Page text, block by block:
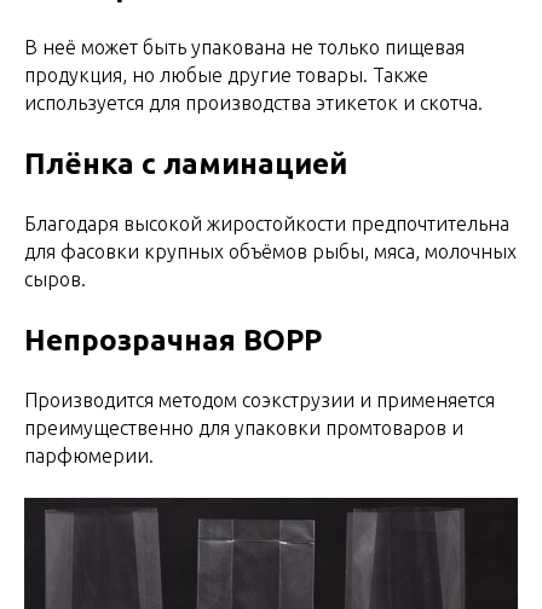
В неё может быть упакована не только пищевая
продукция, но любые другие товары. Также
используется для производства этикеток и скотча.
Плёнка с ламинацией
Благодаря высокой жиростойкости предпочтительна
для фасовки крупных объёмов рыбы, мяса, молочных
сыров.
Непрозрачная ВОРР
Производится методом соэкструзии и применяется
преимущественно для упаковки промтоваров и
парфюмерии.